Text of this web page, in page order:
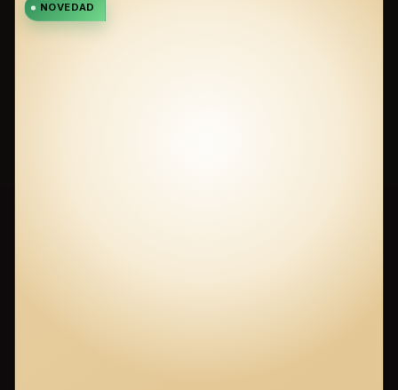
NOVEDAD